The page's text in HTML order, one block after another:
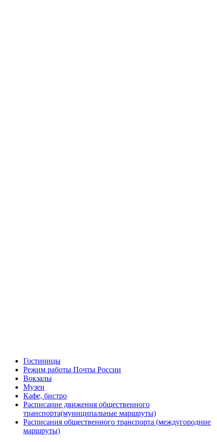
Гостиницы
Режим работы Почты России
Вокзалы
Музеи
Кафе, бистро
Расписание движения общественного
транспорта(муниципальные маршруты)
Расписания общественного транспорта (междугородние
маршруты)